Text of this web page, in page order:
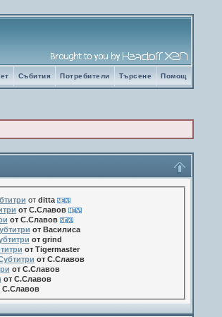
Помощ
Търсене
Потребители
Събития
от ditta
от С.Славов
от С.Славов
от Василиса
от grind
от Tigermaster
от С.Славов
от С.Славов
от С.Славов
С.Славов